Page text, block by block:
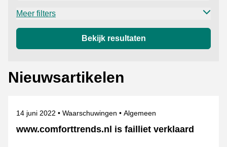
Meer filters
Bekijk resultaten
Nieuwsartikelen
www.comforttrends.nl is failliet verklaard
Gepubliceerd op
14 juni 2022 Categorie
Waarschuwingen Onderwerpen
Algemeen